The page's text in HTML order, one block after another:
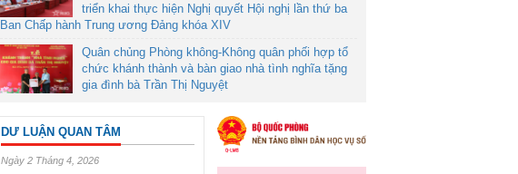
triển khai thực hiện Nghị quyết Hội nghị lần thứ ba
Ban Chấp hành Trung ương Đảng khóa XIV
Quân chủng Phòng không-Không quân phối hợp tổ
chức khánh thành và bàn giao nhà tình nghĩa tặng
gia đình bà Trần Thị Nguyệt
DƯ LUẬN QUAN TÂM
Ngày 2 Tháng 4, 2026